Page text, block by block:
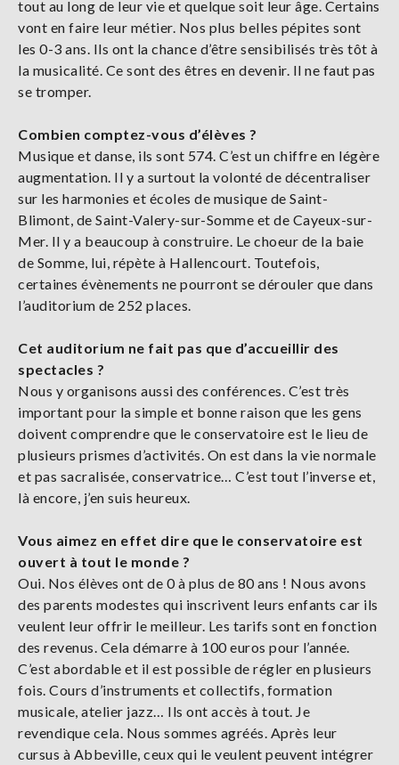
tout au long de leur vie et quelque soit leur âge. Certains
vont en faire leur métier. Nos plus belles pépites sont
les 0-3 ans. Ils ont la chance d’être sensibilisés très tôt à
la musicalité. Ce sont des êtres en devenir. Il ne faut pas
se tromper.
Combien comptez-vous d’élèves ?
Musique et danse, ils sont 574. C’est un chiffre en légère
augmentation. Il y a surtout la volonté de décentraliser
sur les harmonies et écoles de musique de Saint-
Blimont, de Saint-Valery-sur-Somme et de Cayeux-sur-
Mer. Il y a beaucoup à construire. Le choeur de la baie
de Somme, lui, répète à Hallencourt. Toutefois,
certaines évènements ne pourront se dérouler que dans
l’auditorium de 252 places.
Cet auditorium ne fait pas que d’accueillir des
spectacles ?
Nous y organisons aussi des conférences. C’est très
important pour la simple et bonne raison que les gens
doivent comprendre que le conservatoire est le lieu de
plusieurs prismes d’activités. On est dans la vie normale
et pas sacralisée, conservatrice… C’est tout l’inverse et,
là encore, j’en suis heureux.
Vous aimez en effet dire que le conservatoire est
ouvert à tout le monde ?
Oui. Nos élèves ont de 0 à plus de 80 ans ! Nous avons
des parents modestes qui inscrivent leurs enfants car ils
veulent leur offrir le meilleur. Les tarifs sont en fonction
des revenus. Cela démarre à 100 euros pour l’année.
C’est abordable et il est possible de régler en plusieurs
fois. Cours d’instruments et collectifs, formation
musicale, atelier jazz… Ils ont accès à tout. Je
revendique cela. Nous sommes agréés. Après leur
cursus à Abbeville, ceux qui le veulent peuvent intégrer